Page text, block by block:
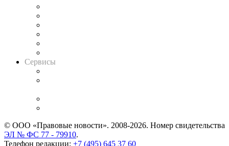
Сервисы
© ООО «Правовые новости». 2008-2026. Номер свидетельства
ЭЛ № ФС 77 - 79910.
Телефон редакции: +7 (495) 645 37 60